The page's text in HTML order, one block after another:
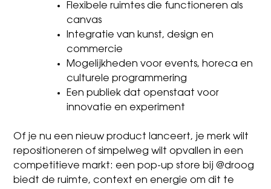
Flexibele ruimtes die functioneren als
canvas
Integratie van kunst, design en
commercie
Mogelijkheden voor events, horeca en
culturele programmering
Een publiek dat openstaat voor
innovatie en experiment
Of je nu een nieuw product lanceert, je merk wilt
repositioneren of simpelweg wilt opvallen in een
competitieve markt: een pop-up store bij @droog
biedt de ruimte, context en energie om dit te